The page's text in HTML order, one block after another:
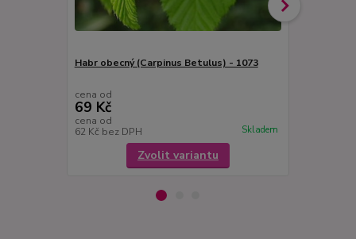
Habr obecný (Carpinus Betulus) - 1073
cena od
69 Kč
cena od
62 Kč bez DPH Skladem
Zvolit variantu